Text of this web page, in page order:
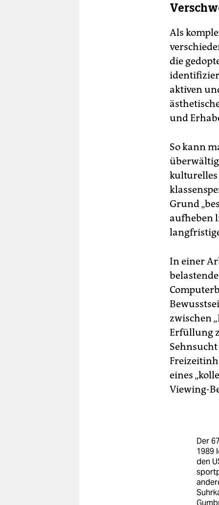
Als
die
aktiven
und
So kann
kulturelles
Grund
aufheben
In einer
zwischen
Erfüllung
eines
Viewing-
Der
1989
den